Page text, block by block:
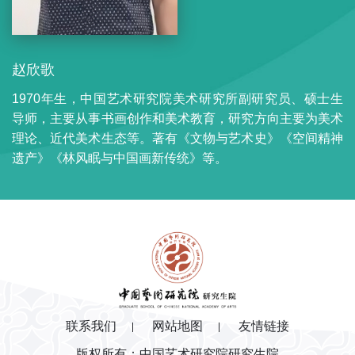
赵欣歌
1970年生，中国艺术研究院美术研究所副研究员、硕士生
导师，主要从事书画创作和美术教育，研究方向主要为美术
理论、近代美术生态等。著有《文物与艺术史》《空间精神
遗产》《林风眠与中国画新传统》等。
联系我们 网站地图 友情链接